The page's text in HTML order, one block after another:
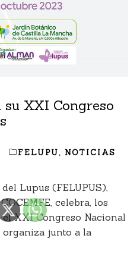
su XXI Congreso
FELUPU, NOTICIAS
Lupus (FELUPUS),
celebra, los
XXI Congreso Nacional
junto a la